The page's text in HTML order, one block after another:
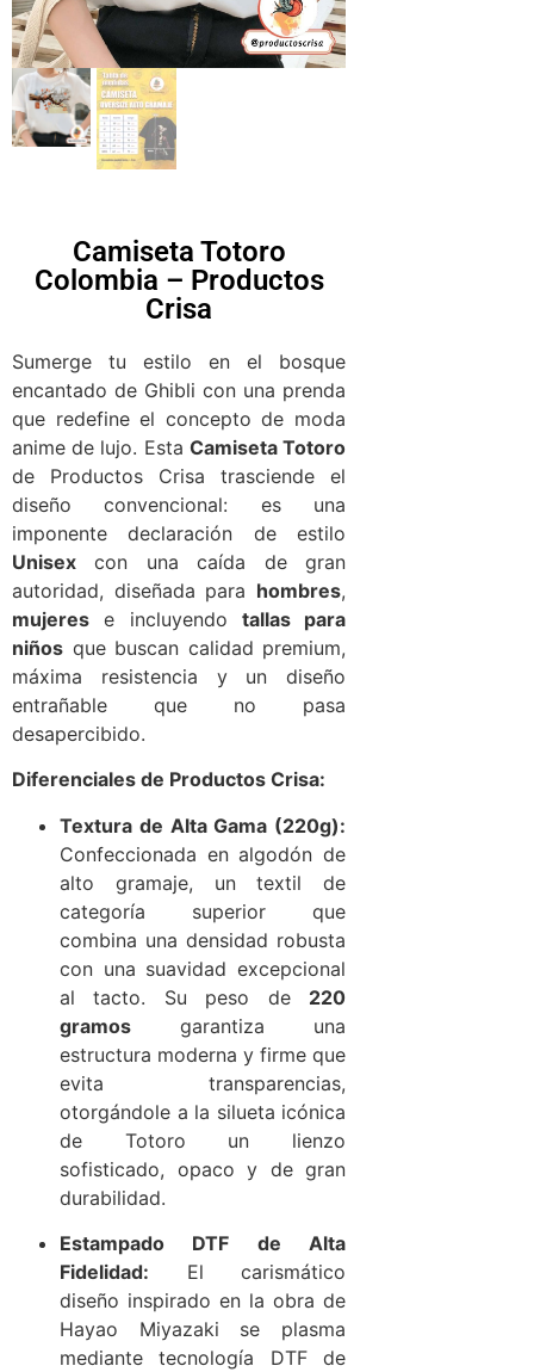
Camiseta Totoro
Colombia – Productos
Crisa
Sumerge tu estilo en el bosque
encantado de Ghibli con una prenda
que redefine el concepto de moda
anime de lujo. Esta Camiseta Totoro
de Productos Crisa trasciende el
diseño convencional: es una
imponente declaración de estilo
Unisex con una caída de gran
autoridad, diseñada para hombres,
mujeres e incluyendo tallas para
niños que buscan calidad premium,
máxima resistencia y un diseño
entrañable que no pasa
desapercibido.
Diferenciales de Productos Crisa:
Textura de Alta Gama (220g):
Confeccionada en algodón de
alto gramaje, un textil de
categoría superior que
combina una densidad robusta
con una suavidad excepcional
al tacto. Su peso de 220
gramos garantiza una
estructura moderna y firme que
evita transparencias,
otorgándole a la silueta icónica
de Totoro un lienzo
sofisticado, opaco y de gran
durabilidad.
Estampado DTF de Alta
Fidelidad: El carismático
diseño inspirado en la obra de
Hayao Miyazaki se plasma
mediante tecnología DTF de